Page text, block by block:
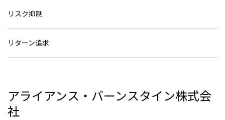
リスク抑制
リターン追求
アライアンス・バーンスタイン株式会
社